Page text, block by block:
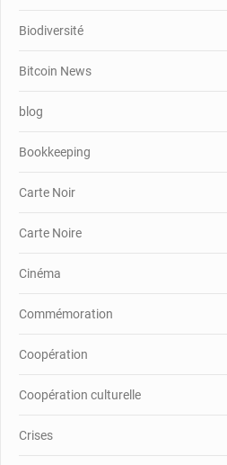
Biodiversité
Bitcoin News
blog
Bookkeeping
Carte Noir
Carte Noire
Cinéma
Commémoration
Coopération
Coopération culturelle
Crises